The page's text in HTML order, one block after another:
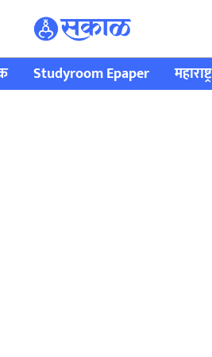
Studyroom Epaper महाराष्ट्र